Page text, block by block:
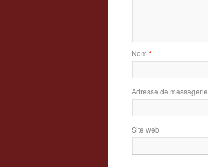
Nom *
Adresse de messagerie
Site web